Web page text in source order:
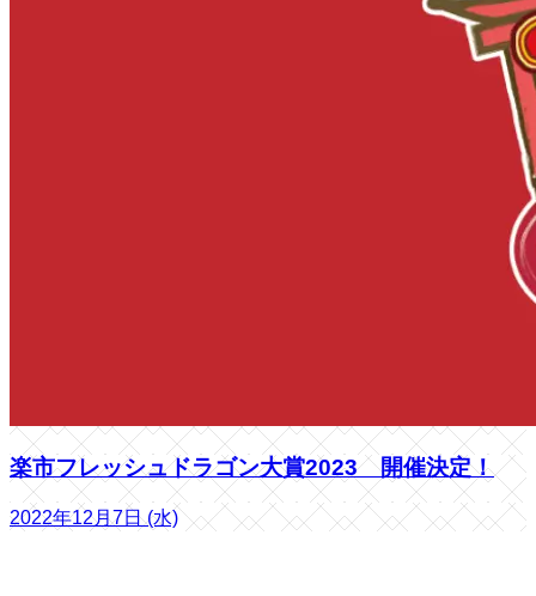
楽市フレッシュドラゴン大賞2023 開催決定！
2022年12月7日 (水)